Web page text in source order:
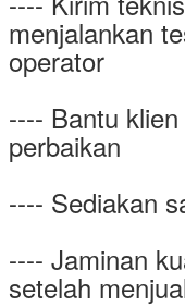
menjalankan
operator
---- Bantu
perbaikan
---- Sediakan
---- Jaminan
setelah